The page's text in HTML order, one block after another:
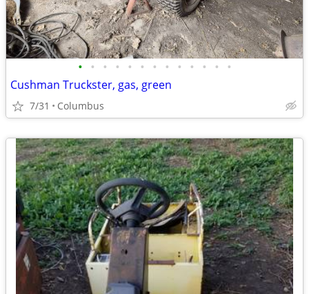
• • • • • • • • • • • • •
Cushman Truckster, gas, green
7/31 Columbus